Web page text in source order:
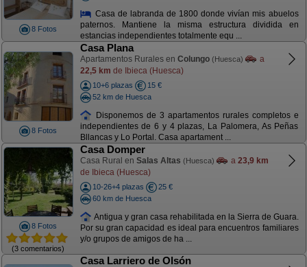
8 Fotos
Casa de labranda de 1800 donde vivían mis abuelos
paternos. Mantiene la misma estructura dividida en
estancias independientes totalmente equ ...
8 Fotos
Casa Plana
Apartamentos Rurales en Colungo (Huesca)
a
22,5 km de Ibieca (Huesca)
10+6 plazas
15 €
52 km de Huesca
Disponemos de 3 apartamentos rurales completos e
independientes de 6 y 4 plazas, La Palomera, As Peñas
Bllancas y Lo Portal. Casa apartament ...
8 Fotos
(3 comentarios)
Casa Domper
Casa Rural en Salas Altas (Huesca) a 23,9 km
de Ibieca (Huesca)
10-26+4 plazas
25 €
60 km de Huesca
Antigua y gran casa rehabilitada en la Sierra de Guara.
Por su gran capacidad es ideal para encuentros familiares
y/o grupos de amigos de ha ...
Casa Larriero de Olsón